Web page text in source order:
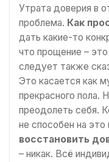
Утрата доверия в
проблема. Как
дать какие-то
что прощение –
следует также
Это касается как
прекрасного
преодолеть себя.
не способен на это
восстановить
– никак. Всё